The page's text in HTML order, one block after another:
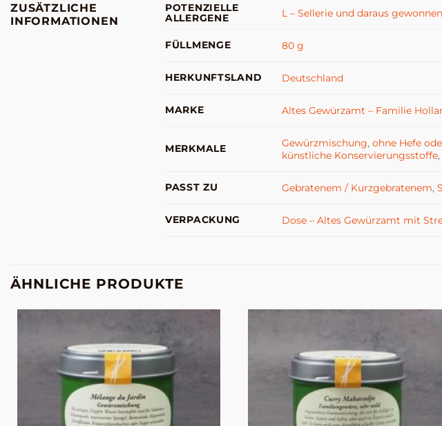
ZUSÄTZLICHE
INFORMATIONEN
POTENZIELLE
ALLERGENE
L – Sellerie und daraus
FÜLLMENGE 80 g
HERKUNFTSLAND Deutschland
MARKE Altes Gewürzamt – Familie
MERKMALE Gewürzmischung,ohne Hefe
künstliche Konservierungsstoffe
PASST ZU Gebratenem / Kurzgebratenem,
VERPACKUNG Dose – Altes Gewürzamt mit
ÄHNLICHE PRODUKTE